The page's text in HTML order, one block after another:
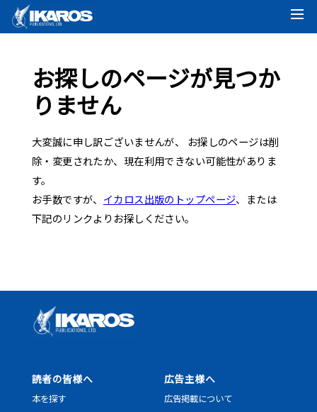
お探しのページが見つか
りません
大変誠に申し訳ございませんが、 お探しのページは削
除・変更されたか、現在利用できない可能性がありま
す。
お手数ですが、 イカロス出版のトップページ、または
下記のリンクよりお探しください。
読者の皆様へ
本を探す
広告主様へ
広告掲載について